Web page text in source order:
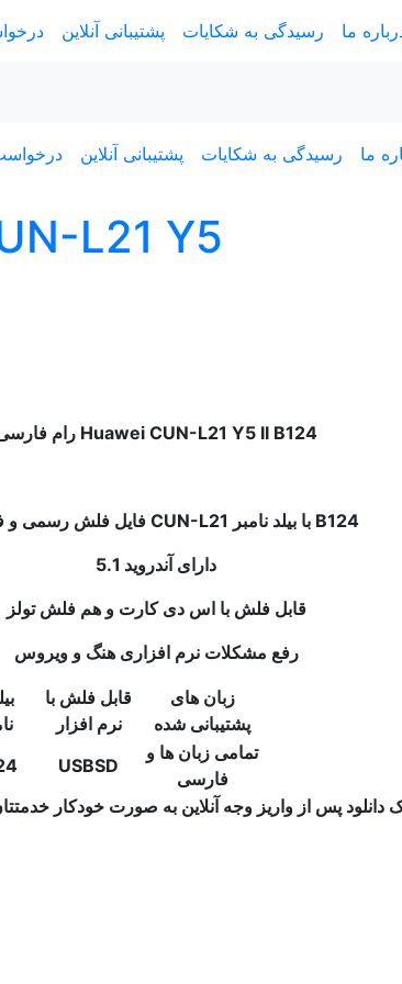
پشتیبانی آنلاین رسیدگی به شکایات ما
پشتیبانی آنلاین رسیدگی به شکایات ما
رام فارسی Huawei CUN-L21 Y5 II B124
فایل فلش رسمی و فارسی CUN-L21 با بیلد نامبر B124
دارای آندروید 5.1
قابل فلش با اس دی کارت و هم فلش تولز
رفع مشکلات نرم افزاری هنگ و ویروس
قابل فلش با
نرم افزار
زبان های
پشتیبانی شده
USBSD
تمامی زبان ها و
فارسی
دانلود پس از واریز وجه آنلاین به صورت خودکار